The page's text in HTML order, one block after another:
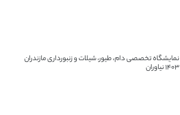
نمایشگاه تخصصی دام، طیور، شیلات و زنبورداری مازندران
1403 نیاوران